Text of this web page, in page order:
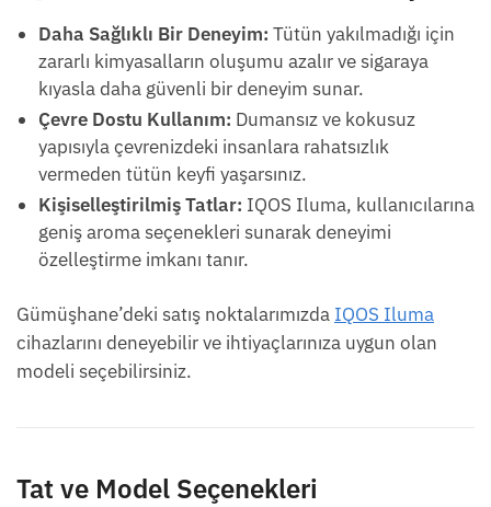
Daha Sağlıklı Bir Deneyim: Tütün yakılmadığı için
zararlı kimyasalların oluşumu azalır ve sigaraya
kıyasla daha güvenli bir deneyim sunar.
Çevre Dostu Kullanım: Dumansız ve kokusuz
yapısıyla çevrenizdeki insanlara rahatsızlık
vermeden tütün keyfi yaşarsınız.
Kişiselleştirilmiş Tatlar: IQOS Iluma, kullanıcılarına
geniş aroma seçenekleri sunarak deneyimi
özelleştirme imkanı tanır.
Gümüşhane’deki satış noktalarımızda IQOS Iluma
cihazlarını deneyebilir ve ihtiyaçlarınıza uygun olan
modeli seçebilirsiniz.
Tat ve Model Seçenekleri